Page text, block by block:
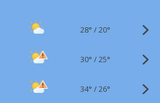
28° /20°
30° /25°
34° /26°